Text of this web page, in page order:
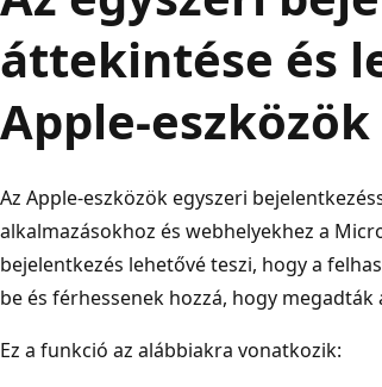
áttekintése és
Apple-
Az Apple-eszközök egyszeri
alkalmazásokhoz és webhelyekhez a
bejelentkezés lehetővé teszi, hogy a
be és férhessenek hozzá, hogy
Ez a funkció az alábbiakra vonatkozik: